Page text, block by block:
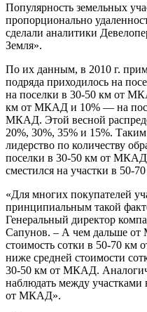
Популярность земельных
пропорционально
сделали аналитики
Земля».
По их данным, в 2010 г.
подряда приходилось на
на поселки в 30-50 км от
км от МКАД и 10% — на
МКАД. Этой весной
20%, 30%, 35% и 15%.
лидерство по количеству
поселки в 30-50 км от
сместился на участки в 50-
«Для многих покупателей
принципиальным такой
Генеральный директор
Сапунов. – А чем дальше
стоимость сотки в 50-70
ниже средней стоимости
30-50 км от МКАД.
наблюдать между
от МКАД».